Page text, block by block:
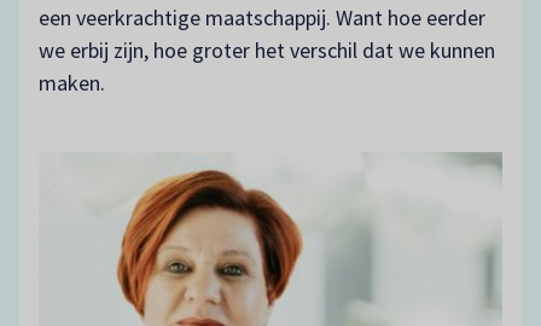
een veerkrachtige maatschappij. Want hoe eerder
we erbij zijn, hoe groter het verschil dat we kunnen
maken.